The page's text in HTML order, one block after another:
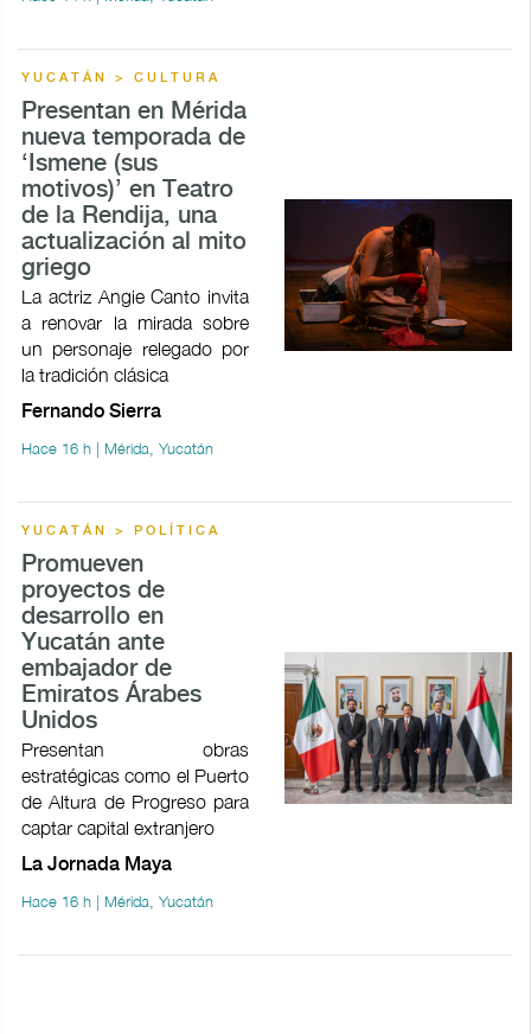
YUCATÁN > CULTURA
Presentan en Mérida
nueva temporada de
‘Ismene (sus
motivos)’ en Teatro
de la Rendija, una
actualización al mito
griego
La actriz Angie Canto invita
a renovar la mirada sobre
un personaje relegado por
la tradición clásica
Fernando Sierra
Hace 16 h | Mérida, Yucatán
YUCATÁN > POLÍTICA
Promueven
proyectos de
desarrollo en
Yucatán ante
embajador de
Emiratos Árabes
Unidos
Presentan obras
estratégicas como el Puerto
de Altura de Progreso para
captar capital extranjero
La Jornada Maya
Hace 16 h | Mérida, Yucatán